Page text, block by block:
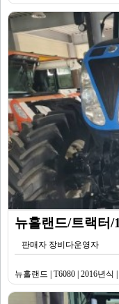
뉴홀랜드/트랙터/
판매자 장비다운영자
뉴홀랜드 | T6080 | 2016년식 |